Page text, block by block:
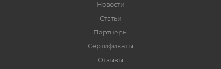
Новости
Статьи
Партнеры
Сертификаты
Отзывы